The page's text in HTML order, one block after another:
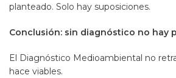
planteado. Solo hay suposiciones.
Conclusión: sin diagnóstico no hay
El Diagnóstico Medioambiental no
hace viables.